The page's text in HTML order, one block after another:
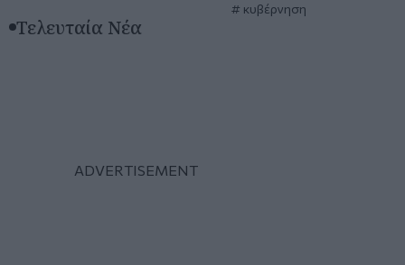
κυβέρνηση
Τελευταία Νέα